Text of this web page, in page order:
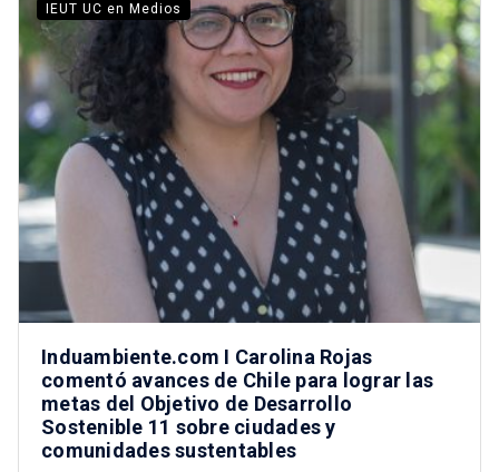
IEUT UC en Medios
Induambiente.com I Carolina Rojas
comentó avances de Chile para lograr las
metas del Objetivo de Desarrollo
Sostenible 11 sobre ciudades y
comunidades sustentables